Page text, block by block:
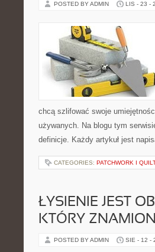
POSTED BY ADMIN LIS - 23 -
chcą szlifować swoje
używanych. Na blogu tym
definicje. Każdy artykuł jest
CATEGORIES: PATCHWORK I
ŁYSIENIE JEST
KTÓRY
POSTED BY ADMIN SIE - 12 -